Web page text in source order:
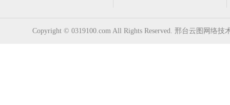
Copyright © 0319100.com All Rights Reserved. 邢台云图网络